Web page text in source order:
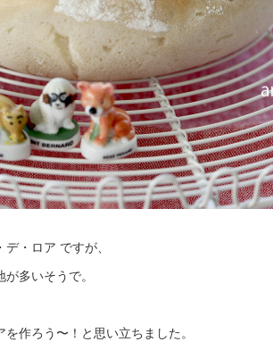
・ロア ですが、
多いそうで。
作ろう〜！と思い立ちました。